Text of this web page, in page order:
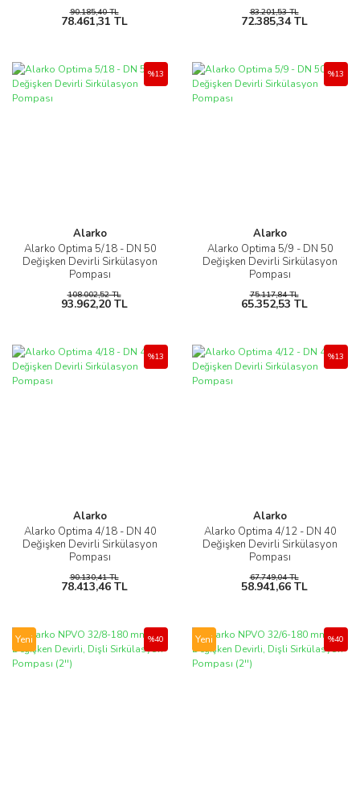
90.185,40 TL
78.461,31 TL
83.201,53 TL
72.385,34 TL
Alarko
Alarko Optima 5/18 - DN 50
Değişken Devirli Sirkülasyon
Pompası
%13
108.002,52 TL
93.962,20 TL
Alarko
Alarko Optima 5/9 - DN 50
Değişken Devirli Sirkülasyon
Pompası
%13
75.117,84 TL
65.352,53 TL
Alarko
Alarko Optima 4/18 - DN 40
Değişken Devirli Sirkülasyon
Pompası
%13
90.130,41 TL
78.413,46 TL
Alarko
Alarko Optima 4/12 - DN 40
Değişken Devirli Sirkülasyon
Pompası
%13
67.749,04 TL
58.941,66 TL
Yeni %40 Yeni %40